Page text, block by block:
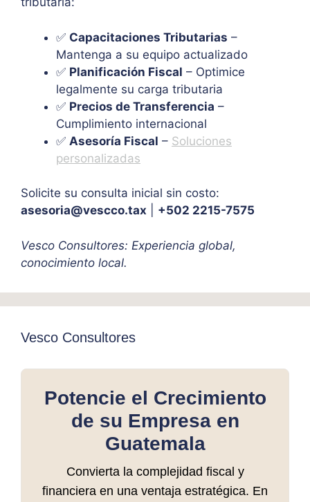
✅ Capacitaciones Tributarias –
Mantenga a su equipo actualizado
✅ Planificación Fiscal – Optimice
legalmente su carga tributaria
✅ Precios de Transferencia –
Cumplimiento internacional
✅ Asesoría Fiscal – Soluciones
personalizadas
Solicite su consulta inicial sin costo:
asesoria@vescco.tax
+502 2215-7575
Vesco Consultores: Experiencia global,
conocimiento local.
Vesco Consultores
Potencie el Crecimiento
de su Empresa en
Guatemala
Convierta la complejidad fiscal y
financiera en una ventaja estratégica. En